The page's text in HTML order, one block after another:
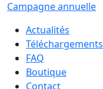
Campagne annuelle
Actualités
Téléchargements
FAQ
Boutique
Contact